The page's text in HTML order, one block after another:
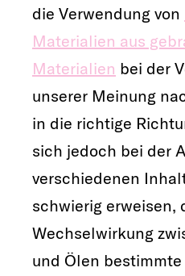
die Verwendung von
Materialien aus
Materialien bei der
unserer Meinung
in die richtige
sich jedoch bei der
verschiedenen
schwierig erweisen,
Wechselwirkung
und Ölen